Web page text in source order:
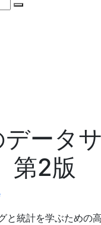
データ
第2版
と統計を学ぶための